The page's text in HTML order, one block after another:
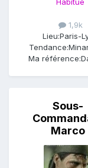
1,9k
Lieu:Paris-
Tendance:
Ma référence:
Sous-
Marco